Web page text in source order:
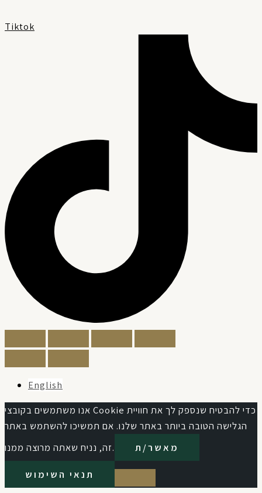
Tiktok
English
אנו משתמשים בקובצי Cookie כדי להבטיח שנספק לך את חוויית
הגלישה הטובה ביותר באתר שלנו. אם תמשיכו להשתמש באתר
זה, נניח שאתה מרוצה ממנו.
מאשר/ת
תנאי השימוש